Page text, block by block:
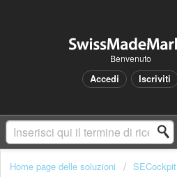
Benvenuto
Accedi Iscriviti
Home page delle soluzioni SECockpit